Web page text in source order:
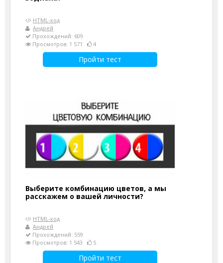
HTML-код
Андрей
Прохождений: 609
Просмотров: 1 571
4
Пройти тест
Выберите комбинацию цветов, а мы
расскажем о вашей личности?
HTML-код
Андрей
Прохождений: 559
Просмотров: 1 543
5
Пройти тест